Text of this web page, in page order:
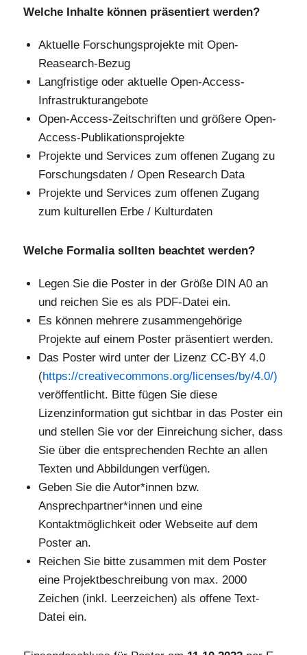
Welche Inhalte können präsentiert werden?
Aktuelle Forschungsprojekte mit Open-
Reasearch-Bezug
Langfristige oder aktuelle Open-Access-
Infrastrukturangebote
Open-Access-Zeitschriften und größere Open-
Access-Publikationsprojekte
Projekte und Services zum offenen Zugang zu
Forschungsdaten / Open Research Data
Projekte und Services zum offenen Zugang
zum kulturellen Erbe / Kulturdaten
Welche Formalia sollten beachtet werden?
Legen Sie die Poster in der Größe DIN A0 an
und reichen Sie es als PDF-Datei ein.
Es können mehrere zusammengehörige
Projekte auf einem Poster präsentiert werden.
Das Poster wird unter der Lizenz CC-BY 4.0
(https://creativecommons.org/licenses/by/4.0/)
veröffentlicht. Bitte fügen Sie diese
Lizenzinformation gut sichtbar in das Poster ein
und stellen Sie vor der Einreichung sicher, dass
Sie über die entsprechenden Rechte an allen
Texten und Abbildungen verfügen.
Geben Sie die Autor*innen bzw.
Ansprechpartner*innen und eine
Kontaktmöglichkeit oder Webseite auf dem
Poster an.
Reichen Sie bitte zusammen mit dem Poster
eine Projektbeschreibung von max. 2000
Zeichen (inkl. Leerzeichen) als offene Text-
Datei ein.